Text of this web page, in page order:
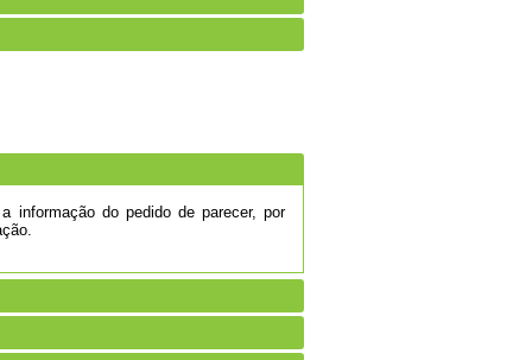
informação do pedido de parecer, por